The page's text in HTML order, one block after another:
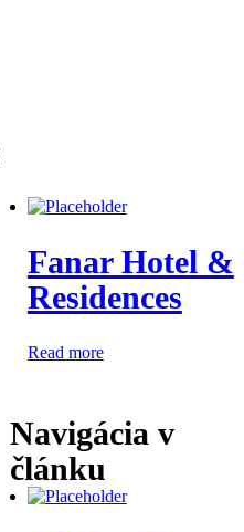
Fanar Hotel &
Residences
Read more
Navigácia v
článku